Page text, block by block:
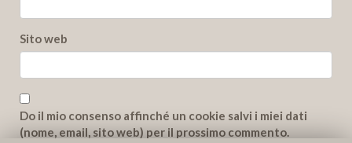
Sito web
Do il mio consenso affinché un cookie salvi i miei dati
(nome, email, sito web) per il prossimo commento.